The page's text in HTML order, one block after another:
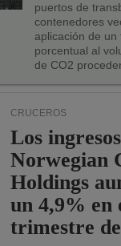
puertos de
contenedores
aplicación de
porcentual al
de CO2
CRUCEROS
Los
Norwegian
Holdings
un 4,9% en
trimestre